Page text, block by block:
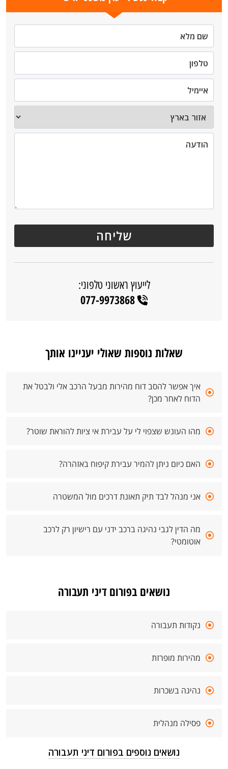
לייעוץ ראשוני טלפוני:
077-9973868
שאלות נוספות שאולי יעניינו אותך
איך אפשר להסב דוח מהירות מבעל הרכב אלי ולבטל את
הדוח לאחר מכן?
מהו העונש שצפוי לי על עבירת אי ציות להוראת שוטר?
האם כיום ניתן להמיר עבירת קיפוח באזהרה?
אני מנהל לבד תיק תאונת דרכים מול המשטרה
מה הדין לגבי נהיגה ברכב ידני עם רישיון רק לרכב
אוטומטי?
נושאים בפורום דיני תעבורה
נקודות תעבורה
מהירות מופרזת
נהיגה בשכרות
פסילה מנהלית
נושאים נוספים בפורום דיני תעבורה